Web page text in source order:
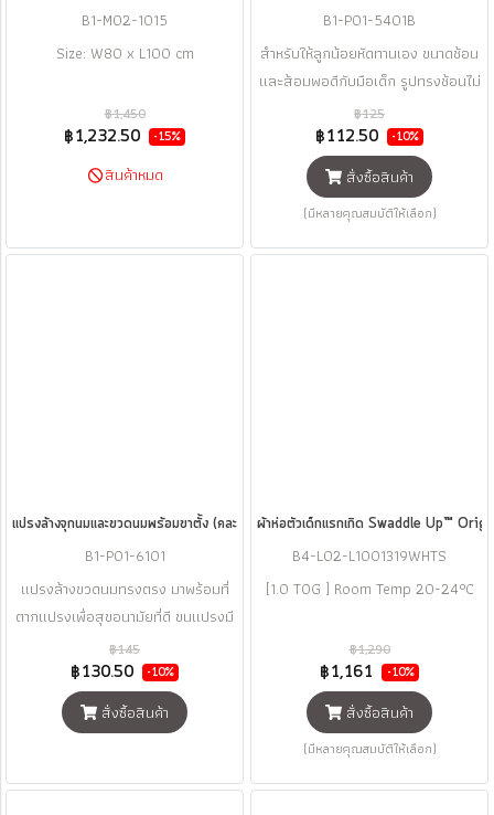
B1-M02-1015
Size: W80 x L100 cm
฿1,450
฿1,232.50 -15%
สินค้าหมด
B1-P01-5401B
สำหรับให้ลูกน้อยหัดทานเอง ขนาดช้อน
และส้อมพอดีกับมือเด็ก รูปทรงช้อนไม่
เกิดอันตรายกับช่องปากเด็ก
฿125
฿112.50 -10%
สั่งซื้อสินค้า
(มีหลายคุณสมบัติให้เลือก)
แปรงล้างจุกนมและขวดนมพร้อมขาตั้ง (คละสี)
B1-P01-6101
แปรงล้างขวดนมทรงตรง มาพร้อมที่
ตากแปรงเพื่อสุขอนามัยที่ดี ขนแปรงมี
ความทนทาน จึงสามารถใช้งานได้
ยาวนาน
฿145
฿130.50 -10%
สั่งซื้อสินค้า
ผ้าห่อตัวเด็กแรกเกิด Swaddle Up™
B4-L02-L1001319WHTS
[1.0 TOG ] Room Temp 20-24°C
฿1,290
฿1,161 -10%
สั่งซื้อสินค้า
(มีหลายคุณสมบัติให้เลือก)